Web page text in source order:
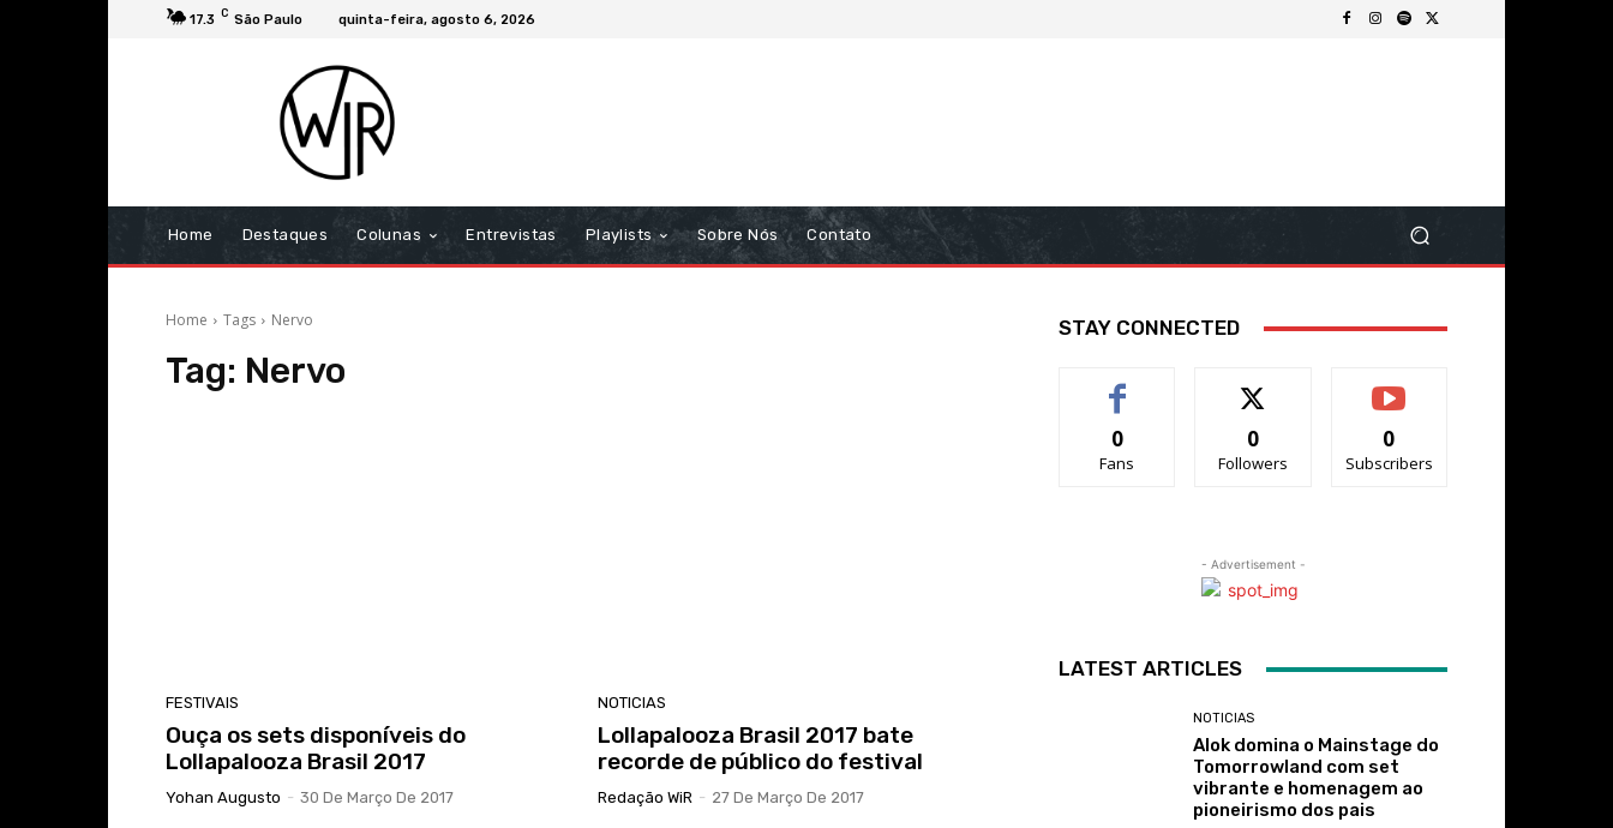
17.3 C São Paulo quinta-feira, agosto 6, 2026
Home Destaques Colunas Entrevistas Playlists Sobre Nós Contato
Home Tags Nervo
Tag: Nervo
FESTIVAIS
Ouça os sets disponíveis do
Lollapalooza Brasil 2017
Yohan Augusto - 30 De Março De 2017
NOTICIAS
Lollapalooza Brasil 2017 bate
recorde de público do festival
Redação WiR - 27 De Março De 2017
STAY CONNECTED
0
Fans
0
Followers
0
Subscribers
- Advertisement -
LATEST ARTICLES
NOTICIAS
Alok domina o Mainstage do
Tomorrowland com set
vibrante e homenagem ao
pioneirismo dos pais